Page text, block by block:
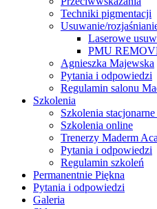
Techniki pigmentacji
Usuwanie/
Laserowe
PMU
Agnieszka Majewska
Pytania i odpowiedzi
Regulamin salonu
Szkolenia
Szkolenia
Szkolenia online
Trenerzy Maderm
Pytania i odpowiedzi
Regulamin szkoleń
Permanentnie Piękna
Pytania i odpowiedzi
Galeria